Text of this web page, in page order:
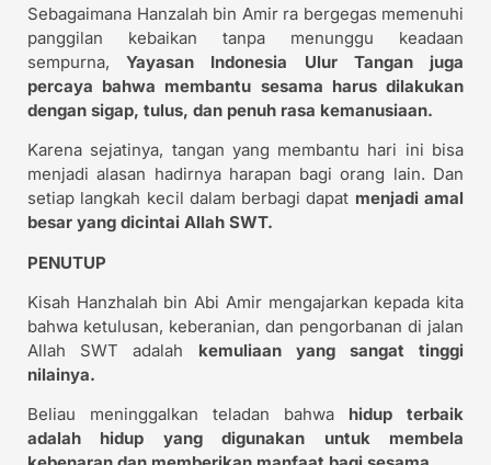
Sebagaimana Hanzalah bin Amir ra bergegas memenuhi
panggilan kebaikan tanpa menunggu keadaan
sempurna,Yayasan Indonesia Ulur Tangan juga
percaya bahwa membantu sesama harus dilakukan
dengan sigap, tulus, dan penuh rasa kemanusiaan.
Karena sejatinya, tangan yang membantu hari ini bisa
menjadi alasan hadirnya harapan bagi orang lain. Dan
setiap langkah kecil dalam berbagi dapat menjadi amal
besar yang dicintai Allah SWT.
PENUTUP
Kisah Hanzhalah bin Abi Amir mengajarkan kepada kita
bahwa ketulusan, keberanian, dan pengorbanan di jalan
Allah SWT adalah kemuliaan yang sangat tinggi
nilainya.
Beliau meninggalkan teladan bahwa hidup terbaik
adalah hidup yang digunakan untuk membela